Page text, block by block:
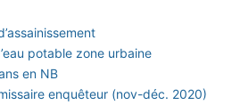
potable zone urbaine
en NB
enquêteur (nov-déc. 2020)